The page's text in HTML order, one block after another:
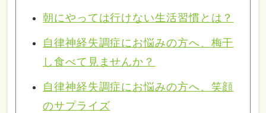
朝にやっては行けない生活習慣とは？
自律神経失調症にお悩みの方へ、梅干
し食べて見ませんか？
自律神経失調症にお悩みの方へ、笑顔
のサプライズ